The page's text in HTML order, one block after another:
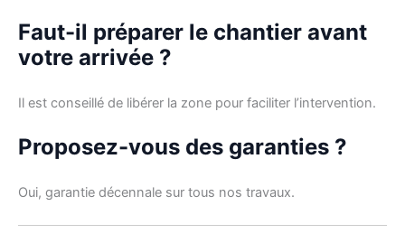
Faut-il préparer le chantier avant
votre arrivée ?
Il est conseillé de libérer la zone pour faciliter l’intervention.
Proposez-vous des garanties ?
Oui, garantie décennale sur tous nos travaux.